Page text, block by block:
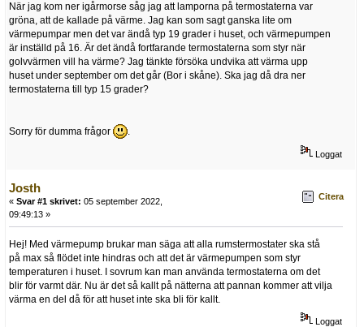
När jag kom ner igårmorse såg jag att lamporna på termostaterna var
gröna, att de kallade på värme. Jag kan som sagt ganska lite om
värmepumpar men det var ändå typ 19 grader i huset, och värmepumpen
är inställd på 16. Är det ändå fortfarande termostaterna som styr när
golvvärmen vill ha värme? Jag tänkte försöka undvika att värma upp
huset under september om det går (Bor i skåne). Ska jag då dra ner
termostaterna till typ 15 grader?
Sorry för dumma frågor .
Loggat
Josth
« Svar #1 skrivet: 05 september 2022,
09:49:13 »
Citera
Hej! Med värmepump brukar man säga att alla rumstermostater ska stå
på max så flödet inte hindras och att det är värmepumpen som styr
temperaturen i huset. I sovrum kan man använda termostaterna om det
blir för varmt där. Nu är det så kallt på nätterna att pannan kommer att vilja
värma en del då för att huset inte ska bli för kallt.
Loggat